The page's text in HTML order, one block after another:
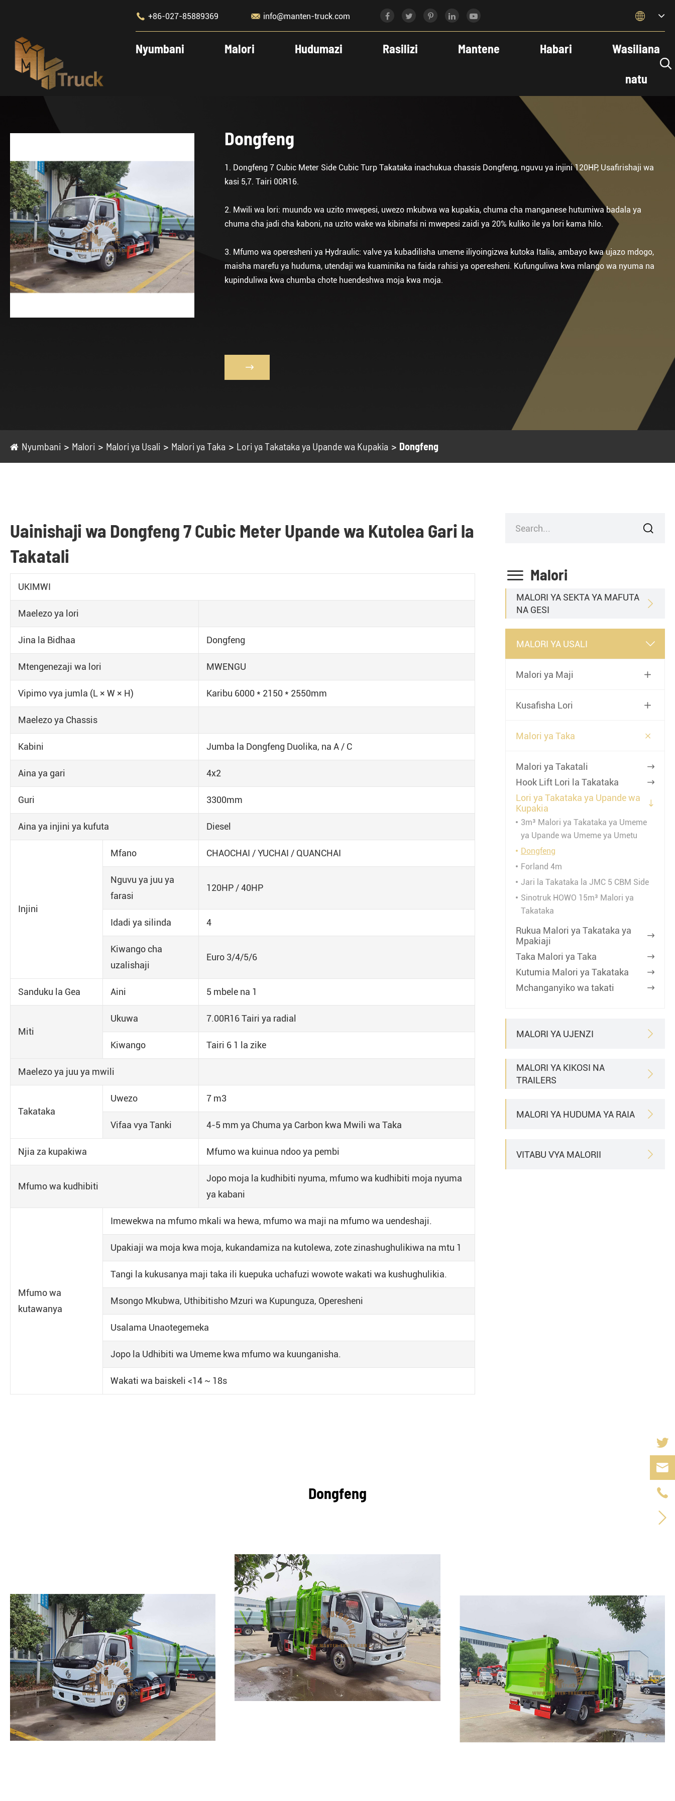
 +86-027-85889369  info@manten-truck.com 
Nyumbani Malori Hudumazi Rasilizi Mantene Habari Wasiliana
natu

Dongfeng
1. Dongfeng 7 Cubic Meter Side Cubic Turp Takataka inachukua chassis Dongfeng, nguvu ya injini 120HP, Usafirishaji wa
kasi 5,7. Tairi 00R16.
2. Mwili wa lori: muundo wa uzito mwepesi, uwezo mkubwa wa kupakia, chuma cha manganese hutumiwa badala ya
chuma cha jadi cha kaboni, na uzito wake wa kibinafsi ni mwepesi zaidi ya 20% kuliko ile ya lori kama hilo.
3. Mfumo wa operesheni ya Hydraulic: valve ya kubadilisha umeme iliyoingizwa kutoka Italia, ambayo kwa ujazo mdogo,
maisha marefu ya huduma, utendaji wa kuaminika na faida rahisi ya operesheni. Kufunguliwa kwa mlango wa nyuma na
kupinduliwa kwa chumba chote huendeshwa moja kwa moja.

Nyumbani Malori Malori ya Usali Malori ya Taka Lori ya Takataka ya Upande wa Kupakia Dongfeng
Uainishaji wa Dongfeng 7 Cubic Meter Upande wa Kutolea Gari la
Takatali
UKIMWI
Maelezo ya lori
Jina la Bidhaa Dongfeng
Mtengenezaji wa lori MWENGU
Vipimo vya jumla (L × W × H) Karibu 6000 * 2150 * 2550mm
Maelezo ya Chassis
Kabini Jumba la Dongfeng Duolika, na A / C
Aina ya gari 4x2
Guri 3300mm
Aina ya injini ya kufuta Diesel
Injini
Mfano CHAOCHAI / YUCHAI / QUANCHAI
Nguvu ya juu ya
farasi
120HP / 40HP
Idadi ya silinda 4
Kiwango cha
uzalishaji
Euro 3/4/5/6
Sanduku la Gea Aini 5 mbele na 1
Miti
Ukuwa 7.00R16 Tairi ya radial
Kiwango Tairi 6 1 la zike
Maelezo ya juu ya mwili
Takataka
Uwezo 7 m3
Vifaa vya Tanki 4-5 mm ya Chuma ya Carbon kwa Mwili wa Taka
Njia za kupakiwa Mfumo wa kuinua ndoo ya pembi
Mfumo wa kudhibiti
Jopo moja la kudhibiti nyuma, mfumo wa kudhibiti moja nyuma
ya kabani
Mfumo wa
kutawanya
Imewekwa na mfumo mkali wa hewa, mfumo wa maji na mfumo wa uendeshaji.
Upakiaji wa moja kwa moja, kukandamiza na kutolewa, zote zinashughulikiwa na mtu 1
Tangi la kukusanya maji taka ili kuepuka uchafuzi wowote wakati wa kushughulikia.
Msongo Mkubwa, Uthibitisho Mzuri wa Kupunguza, Operesheni
Usalama Unaotegemeka
Jopo la Udhibiti wa Umeme kwa mfumo wa kuunganisha.
Wakati wa baiskeli <14 ~ 18s

 Malori
MALORI YA SEKTA YA MAFUTA
NA GESI

MALORI YA USALI 
Malori ya Maji 
Kusafisha Lori 
Malori ya Taka 
Malori ya Takatali 
Hook Lift Lori la Takataka 
Lori ya Takataka ya Upande wa
Kupakia

3m³ Malori ya Takataka ya Umeme
ya Upande wa Umeme ya Umetu
Dongfeng
Forland 4m
Jari la Takataka la JMC 5 CBM Side
Sinotruk HOWO 15m³ Malori ya
Takataka
Rukua Malori ya Takataka ya
Mpakiaji

Taka Malori ya Taka 
Kutumia Malori ya Takataka 
Mchanganyiko wa takati 
MALORI YA UJENZI 
MALORI YA KIKOSI NA
TRAILERS

MALORI YA HUDUMA YA RAIA 
VITABU VYA MALORII 
Dongfeng


